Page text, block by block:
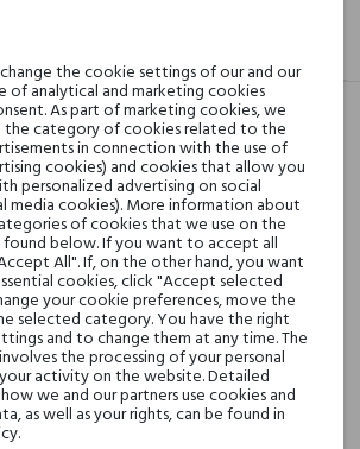
i kuszący, oczaruje Twoje zmysły
luksusowych orientalnych pałaców. To
kompozycja najwyższej jakości
esencji. Otwarcie delikatnie rześkim
Ylang-Ylang i lawendą jest świeże i
bogaty, zmysłowy bukiet róż i jaśminu w
drzew pomarańczy, przyprawiony
Niezapomniana, muśnięta miodem
róż idealnie odzwierciedla magiczny
delikatnie słodka, pudrowa mieszanka
ciepłym, zmysłowym aromatem paczuli,
the cookie settings of our and our
of analytical and marketing cookies
As part of marketing cookies, we
the category of cookies related to the
in connection with the use of
cookies) and cookies that allow you
personalized advertising on social
media cookies). More information about
of cookies that we use on the
below. If you want to accept all
All". If, on the other hand, you want
cookies, click "Accept selected
your cookie preferences, move the
selected category. You have the right
and to change them at any time. The
the processing of your personal
activity on the website. Detailed
we and our partners use cookies and
as well as your rights, can be found in